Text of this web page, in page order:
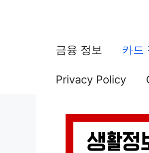
금융 정보 카드
Privacy Policy